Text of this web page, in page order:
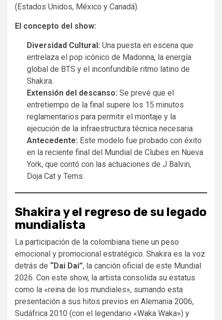
(Estados Unidos, México y Canadá).
El concepto del show:
Diversidad Cultural: Una puesta en escena que
entrelaza el pop icónico de Madonna, la energía
global de BTS y el inconfundible ritmo latino de
Shakira.
Extensión del descanso: Se prevé que el
entretiempo de la final supere los 15 minutos
reglamentarios para permitir el montaje y la
ejecución de la infraestructura técnica necesaria.
Antecedente: Este modelo fue probado con éxito
en la reciente final del Mundial de Clubes en Nueva
York, que contó con las actuaciones de J Balvin,
Doja Cat y Tems.
Shakira y el regreso de su legado
mundialista
La participación de la colombiana tiene un peso
emocional y promocional estratégico. Shakira es la voz
detrás de “Dai Dai”, la canción oficial de este Mundial
2026. Con este show, la artista consolida su estatus
como la «reina de los mundiales», sumando esta
presentación a sus hitos previos en Alemania 2006,
Sudáfrica 2010 (con el legendario «Waka Waka») y